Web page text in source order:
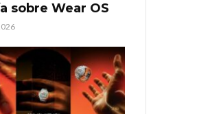
sobre Wear OS